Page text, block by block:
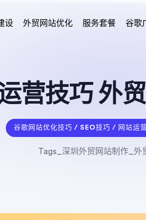
设 外贸网站优化 服务套餐 谷歌
营技巧 外
谷歌网站优化技巧 / SEO技巧 / 网站运
Tags_深圳外贸网站制作_外